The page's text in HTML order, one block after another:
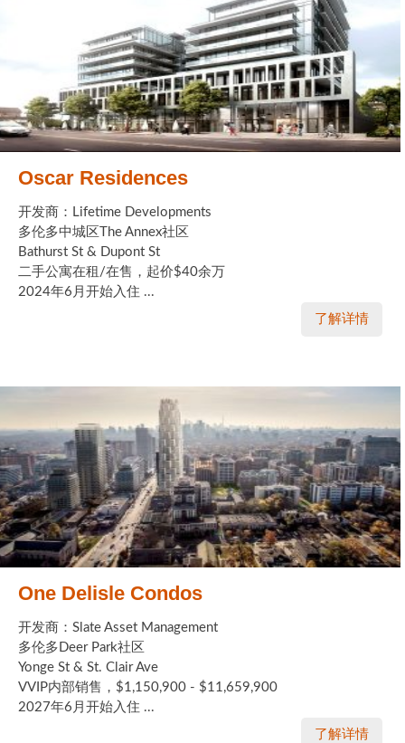
Oscar Residences
开发商：Lifetime Developments
多伦多中城区The Annex社区
Bathurst St & Dupont St
二手公寓在租/在售，起价$40余万
2024年6月开始入住 ...
了解详情
One Delisle Condos
开发商：Slate Asset Management
多伦多Deer Park社区
Yonge St & St. Clair Ave
VVIP内部销售，$1,150,900 - $11,659,900
2027年6月开始入住 ...
了解详情